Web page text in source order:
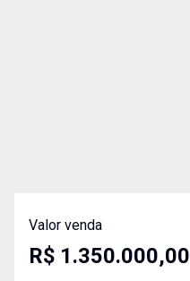
Valor venda
R$ 1.350.000,00